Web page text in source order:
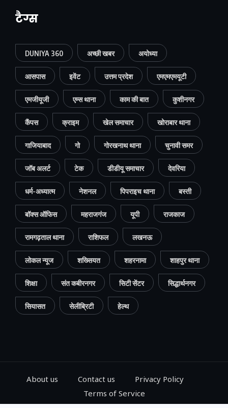
टैग्स
DUNIYA 360 अच्छी खबर अयोध्या
आसपास इवेंट उत्तम प्रदेश एमएमएमयूटी
एमजीयूजी एम्स थाना काम की बात कुशीनगर
कैंपस क्राइम खेल समाचार खोराबार थाना
गाजियाबाद गो गोरखनाथ थाना चुनावी समर
जॉब अलर्ट टेक डीडीयू समाचार देवरिया
धर्म-अध्यात्म नेशनल पिपराइच थाना बस्ती
बॉक्स ऑफिस महराजगंज यूपी राजकाज
रामगढ़ताल थाना राशिफल लखनऊ
लोकल न्यूज शख्सियत शहरनामा शाहपुर थाना
शिक्षा संत कबीरनगर सिटी सेंटर सिद्धार्थनगर
सियासत सेलीब्रिटी हेल्थ
About us Contact us
Privacy Policy
Terms of Service